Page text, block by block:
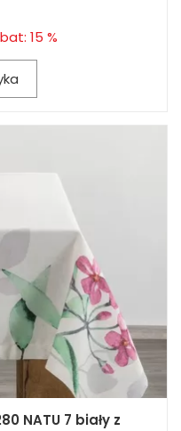
15 %
NATU 7 biały z